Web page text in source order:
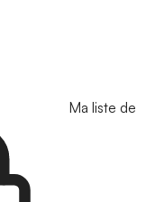
Ma liste de